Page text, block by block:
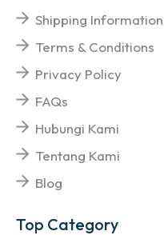
Shipping Information
Terms & Conditions
Privacy Policy
FAQs
Hubungi Kami
Tentang Kami
Blog
Top Category